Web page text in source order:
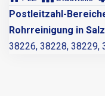
Postleitzahl-
Rohrreinigung in
38226, 38228, 38229,